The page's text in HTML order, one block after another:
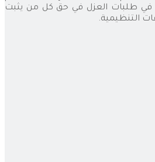
في طلبات العزل في حق كل من يثبت
التنظيمية.